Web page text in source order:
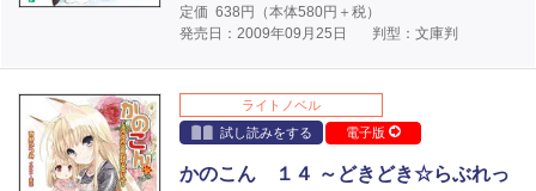
定価 638 円（本体580円＋税）
発売日：2009年09月25日
判型：文庫判
ライトノベル
試し読みをする
電子版
かのこん １４ ～どきどき☆らぶれっ